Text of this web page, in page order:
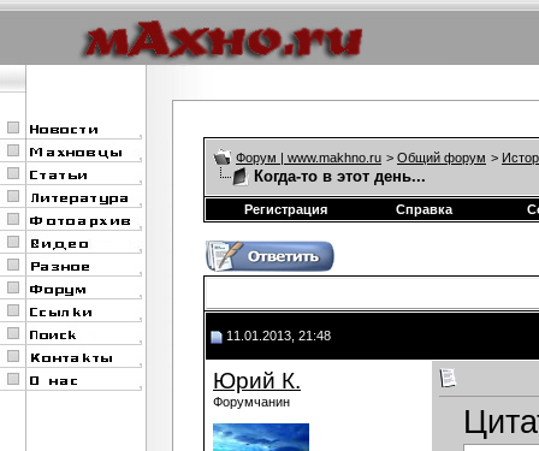
Форум | www.makhno.ru > Общий форум >
Когда-то в этот день...
Регистрация Справка
11.01.2013, 21:48
Юрий К.
Форумчанин